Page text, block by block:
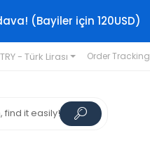
(Bayiler için 120USD)
TRY - Türk Lirası Order Tracking